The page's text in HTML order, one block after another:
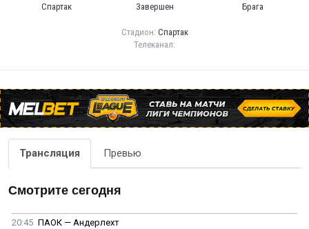
Спартак Завершен Брага
Стадион: Спартак
Телеканал:
Трансляция Превью
Смотрите сегодня
20:45 ПАОК — Андерлехт